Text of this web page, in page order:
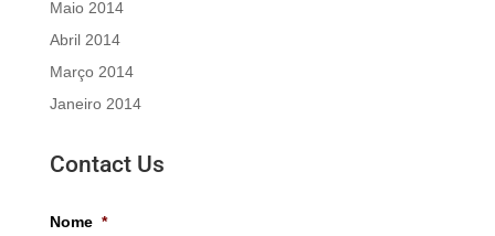
Maio 2014
Abril 2014
Março 2014
Janeiro 2014
Contact Us
Nome *